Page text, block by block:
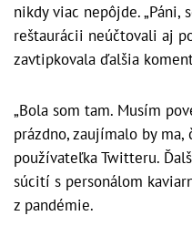
nikdy viac nepôjde. „Páni,
reštaurácii neúčtovali aj
zavtipkovala ďalšia
„Bola som tam. Musím
prázdno, zaujímalo by
používateľka Twitteru.
súcití s personálom
z pandémie.